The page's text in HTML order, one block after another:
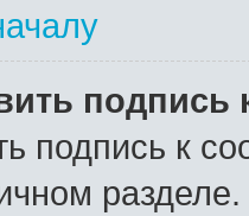
подпись к